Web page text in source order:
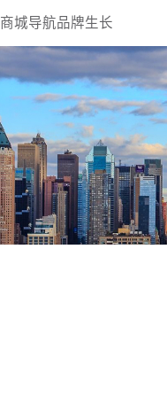
商城导航品牌生长